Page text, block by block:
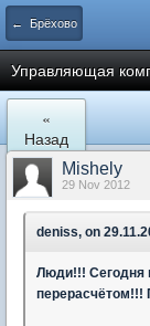
← Брёхово
Управляющая
«
Назад
Mishely
29 Nov 2012
deniss, on
Люди!!! Сегодня
перерасчётом!!!